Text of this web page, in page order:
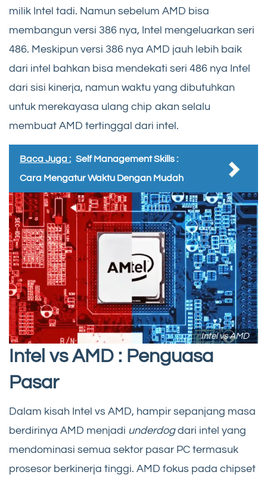
milik Intel tadi. Namun sebelum AMD bisa
membangun versi 386 nya, Intel mengeluarkan seri
486. Meskipun versi 386 nya AMD jauh lebih baik
dari intel bahkan bisa mendekati seri 486 nya Intel
dari sisi kinerja, namun waktu yang dibutuhkan
untuk merekayasa ulang chip akan selalu
membuat AMD tertinggal dari intel.
Baca Juga : Self Management Skills :
Cara Mengatur Waktu Dengan Mudah
Intel vs AMD
Intel vs AMD : Penguasa
Pasar
Dalam kisah Intel vs AMD, hampir sepanjang masa
berdirinya AMD menjadi underdogdari intel yang
mendominasi semua sektor pasar PC termasuk
prosesor berkinerja tinggi. AMD fokus pada chipset